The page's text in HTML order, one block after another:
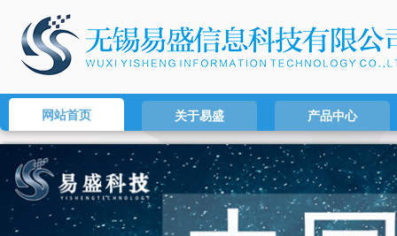
网站首页 关于易盛 产品中心